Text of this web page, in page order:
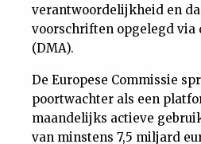
Tuchtrecht
Magazine
Podcast
verantwoordelijkheid en
voorschriften opgelegd via
(DMA).
De Europese Commissie
poortwachter als een
maandelijks actieve
van minstens 7,5 miljard